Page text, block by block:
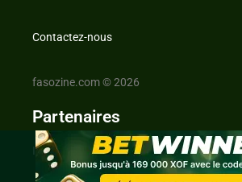
Contactez-nous
fasozine.com © 2026
Partenaires
IvoireZine.com